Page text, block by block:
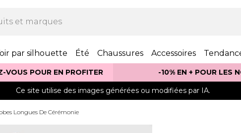
par silhouette Été Chaussures Accessoires
VOUS POUR EN PROFITER -10% EN + POUR LES
Ce site utilise des images générées ou modifiées par IA.
Longues De Cérémonie